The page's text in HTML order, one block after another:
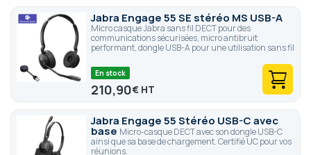
Jabra Engage 55 SE stéréo MS USB-A
Micro casque Jabra sans fil DECT pour des
communications sécurisées, micro antibruit
performant, dongle USB-A pour une utilisation sans fil
En stock
210,90€
Jabra Engage 55 Stéréo USB-C avec
base Micro-casque DECT avec son dongle USB-C
ainsi que sa base de chargement. Certifié UC pour vos
réunions.